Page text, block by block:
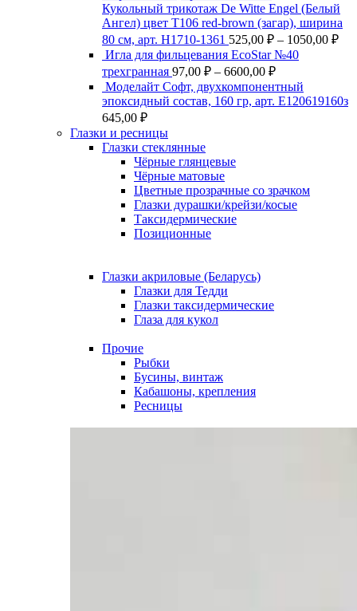
Кукольный трикотаж De Witte Engel (Белый
Ангел) цвет Т106 red-brown (загар), ширина
80 см, арт. Н1710-1361 525,00 ₽ – 1050,00 ₽
Игла для фильцевания EcoStar №40
трехгранная 97,00 ₽ – 6600,00 ₽Диапазон
цен:
97,00 ₽
Моделайт Софт, двухкомпонентный
эпоксидный состав, 160 гр, арт. Е120619160з
645,00 ₽
Глазки и ресницы
Глазки стеклянные
Чёрные глянцевые
Чёрные матовые
Цветные прозрачные со зрачком
Глазки дурашки/крейзи/косые
Таксидермические
Позиционные
Глазки акриловые (Беларусь)
Глазки для Тедди
Глазки таксидермические
Глаза для кукол
Прочие
Рыбки
Бусины, винтаж
Кабашоны, крепления
Ресницы